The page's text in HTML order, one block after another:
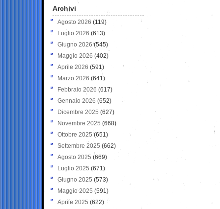
Archivi
Agosto 2026 (119)
Luglio 2026 (613)
Giugno 2026 (545)
Maggio 2026 (402)
Aprile 2026 (591)
Marzo 2026 (641)
Febbraio 2026 (617)
Gennaio 2026 (652)
Dicembre 2025 (627)
Novembre 2025 (668)
Ottobre 2025 (651)
Settembre 2025 (662)
Agosto 2025 (669)
Luglio 2025 (671)
Giugno 2025 (573)
Maggio 2025 (591)
Aprile 2025 (622)